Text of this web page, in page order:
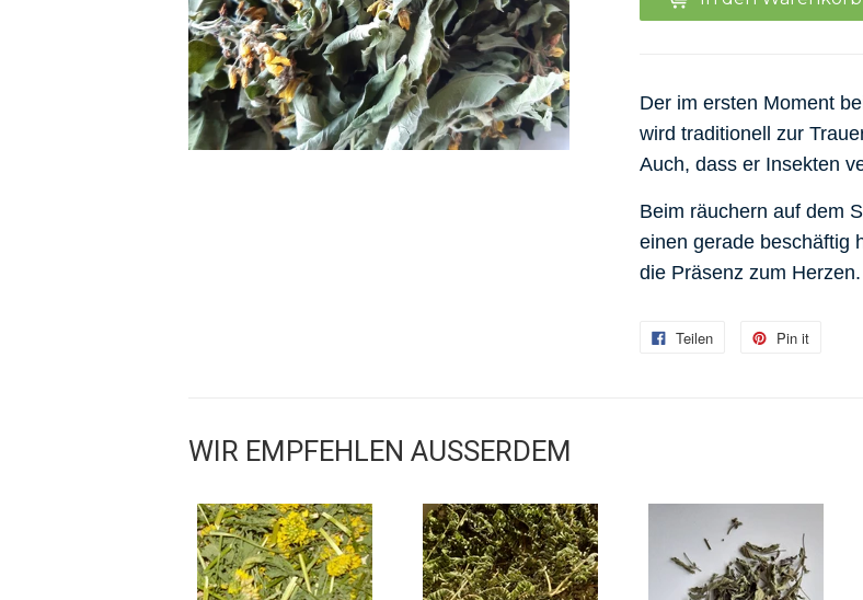
Der im ersten Moment
wird traditionell zur
Auch, dass er Insekten
Beim räuchern auf dem
einen gerade beschäftig
die Präsenz zum Herzen.
Teilen Pin it
WIR EMPFEHLEN AUSSERDEM